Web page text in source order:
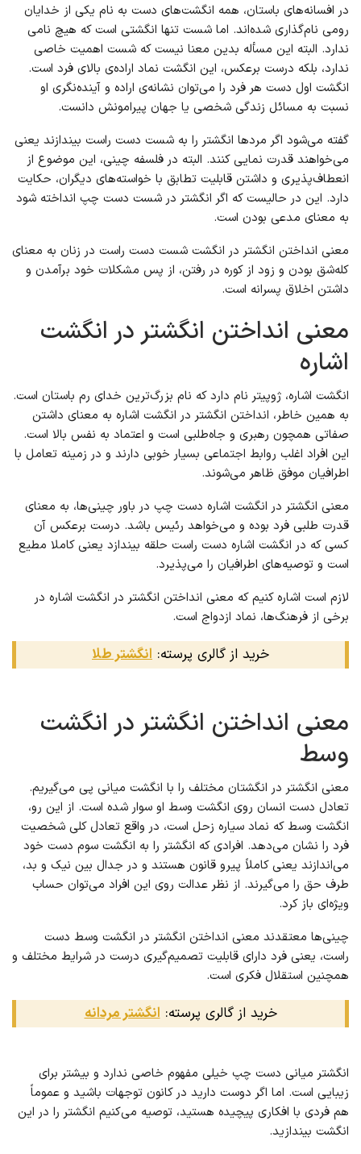
در افسانه‌های باستان، همه انگشت‌های دست به نام یکی از خدایان
رومی نام‌گذاری شده‌اند. اما شست تنها انگشتی است که هیچ نامی
ندارد. البته این مسأله بدین معنا نیست که شست اهمیت خاصی
ندارد، بلکه درست برعکس، این انگشت نماد اراده‌ی بالای فرد است.
انگشت اول دست هر فرد را می‌توان نشانه‌ی اراده و آینده‌نگری او
نسبت به مسائل زندگی شخصی یا جهان پیرامونش دانست.
گفته می‌شود اگر مردها انگشتر را به شست دست راست بیندازند یعنی
می‌خواهند قدرت نمایی کنند. البته در فلسفه چینی، این موضوع از
انعطاف‌پذیری و داشتن قابلیت تطابق با خواسته‌های دیگران، حکایت
دارد. این در حالیست که اگر انگشتر در شست دست چپ انداخته شود
به معنای مدعی بودن است.
معنی انداختن انگشتر در انگشت شست دست راست در زنان به معنای
کله‌شق بودن و زود از کوره در رفتن، از پس مشکلات خود برآمدن و
داشتن اخلاق پسرانه است.
معنی انداختن انگشتر در انگشت
اشاره
انگشت اشاره، ژوپیتر نام دارد که نام بزرگ‌ترین خدای رم باستان است.
به همین خاطر، انداختن انگشتر در انگشت اشاره به معنای داشتن
صفاتی همچون رهبری و جاه‌طلبی است و اعتماد به نفس بالا است.
این افراد اغلب روابط اجتماعی بسیار خوبی دارند و در زمینه تعامل با
اطرافیان موفق ظاهر می‌شوند.
معنی انگشتر در انگشت اشاره دست چپ در باور چینی‌ها، به معنای
قدرت طلبی فرد بوده و می‌خواهد رئیس باشد. درست برعکس آن
کسی که در انگشت اشاره دست راست حلقه بیندازد یعنی کاملا مطیع
است و توصیه‌های اطرافیان را می‌پذیرد.
لازم است اشاره کنیم که معنی انداختن انگشتر در انگشت اشاره در
برخی از فرهنگ‌ها، نماد ازدواج است.
خرید از گالری پرسته: انگشتر طلا
معنی انداختن انگشتر در انگشت
وسط
معنی انگشتر در انگشتان مختلف را با انگشت میانی پی می‌گیریم.
تعادل دست انسان روی انگشت وسط او سوار شده است. از این رو،
انگشت وسط که نماد سیاره زحل است، در واقع تعادل کلی شخصیت
فرد را نشان می‌دهد. افرادی که انگشتر را به انگشت سوم دست خود
می‌اندازند یعنی کاملاً پیرو قانون هستند و در جدال بین نیک و بد،
طرف حق را می‌گیرند. از نظر عدالت روی این افراد می‌توان حساب
ویژه‌ای باز کرد.
چینی‌ها معتقدند معنی انداختن انگشتر در انگشت وسط دست
راست، یعنی فرد دارای قابلیت تصمیم‌گیری درست در شرایط مختلف و
همچنین استقلال فکری است.
خرید از گالری پرسته:انگشتر مردانه
انگشتر میانی دست چپ خیلی مفهوم خاصی ندارد و بیشتر برای
زیبایی است. اما اگر دوست دارید در کانون توجهات باشید و عموماً
هم فردی با افکاری پیچیده هستید، توصیه می‌کنیم انگشتر را در این
انگشت بیندازید.